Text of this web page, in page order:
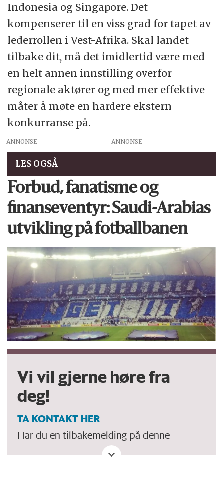
Indonesia og Singapore. Det
kompenserer til en viss grad for tapet av
lederrollen i Vest-Afrika. Skal landet
tilbake dit, må det imidlertid være med
en helt annen innstilling overfor
regionale aktører og med mer effektive
måter å møte en hardere ekstern
konkurranse på.
ANNONSE
LES OGSÅ
Forbud, fanatisme og
finanseventyr: Saudi-Arabias
utvikling på fotballbanen
Vi vil gjerne høre fra
deg!
TA KONTAKT HER
Har du en tilbakemelding på denne
kronikken. Eller spørsmål, ros eller kritikk